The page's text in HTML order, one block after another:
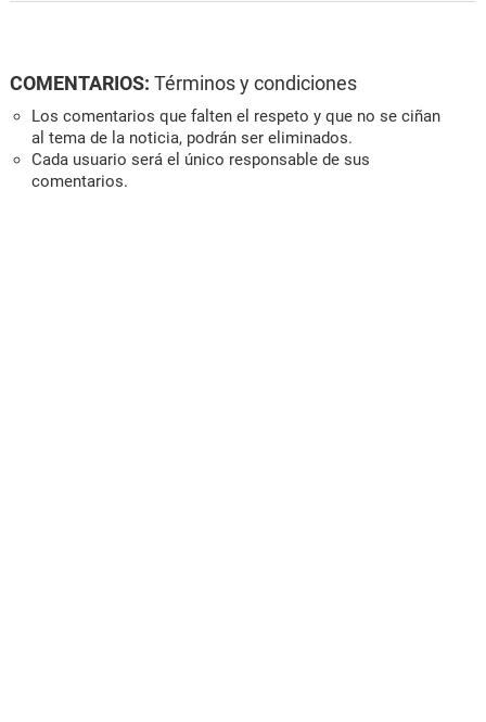
COMENTARIOS: Términos y condiciones
Los comentarios que falten el respeto y que no se ciñan
al tema de la noticia, podrán ser eliminados.
Cada usuario será el único responsable de sus
comentarios.